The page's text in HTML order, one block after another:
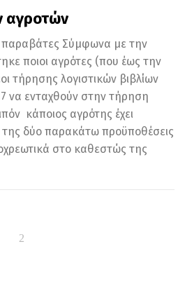
αγροτών
παραβάτες Σύμφωνα με την
ποιοι αγρότες (που έως την
τήρησης λογιστικών βιβλίων
να ενταχθούν στην τήρηση
κάποιος αγρότης έχει
της δύο παρακάτω προϋποθέσεις
στο καθεστώς της